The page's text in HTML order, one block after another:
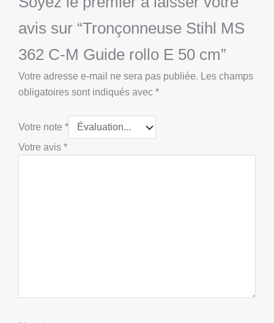
avis sur “Tronçonneuse Stihl MS
362 C-M Guide rollo E 50 cm”
Votre adresse e-mail ne sera pas publiée. Les champs
obligatoires sont indiqués avec *
Votre note *
Votre avis *